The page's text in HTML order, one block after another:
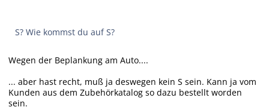
S? Wie kommst du auf S?
Wegen der Beplankung am Auto....
... aber hast recht, muß ja deswegen kein S sein. Kann ja vom
Kunden aus dem Zubehörkatalog so dazu bestellt worden
sein.